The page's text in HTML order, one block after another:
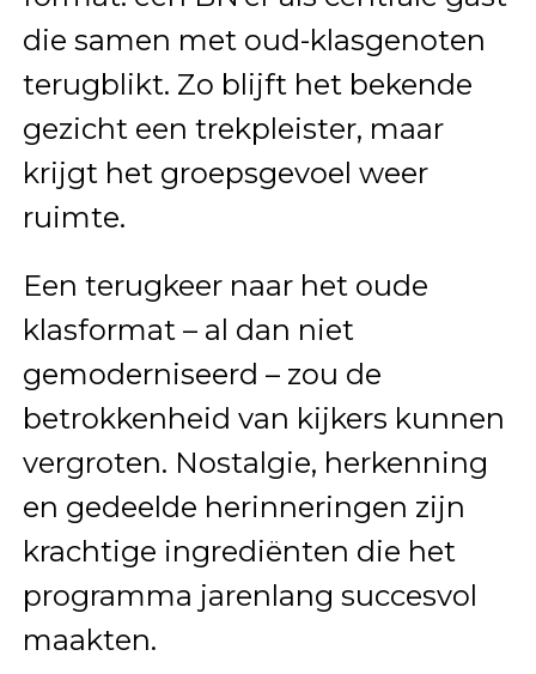
die samen met oud-klasgenoten
terugblikt. Zo blijft het bekende
gezicht een trekpleister, maar
krijgt het groepsgevoel weer
ruimte.
Een terugkeer naar het oude
klasformat – al dan niet
gemoderniseerd – zou de
betrokkenheid van kijkers kunnen
vergroten. Nostalgie, herkenning
en gedeelde herinneringen zijn
krachtige ingrediënten die het
programma jarenlang succesvol
maakten.